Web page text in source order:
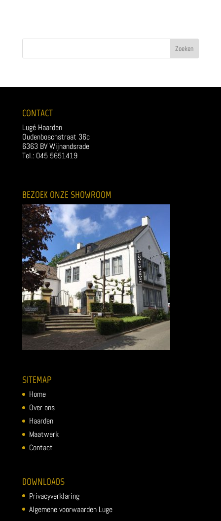
CONTACT
Lugé Haarden
Oudenboschstraat 36c
6363 BV Wijnandsrade
Tel.: 045 5651419
BEZOEK ONZE SHOWROOM
SITEMAP
Home
Over ons
Haarden
Maatwerk
Contact
DOWNLOADS
Privacyverklaring
Algemene voorwaarden Luge